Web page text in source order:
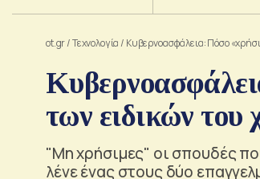
ot.gr/Τεχνολογία / Κυβερνοασφάλεια: Πόσο
των ειδικών του
"Μη χρήσιμες" οι σπουδές
λένε ένας στους δύο